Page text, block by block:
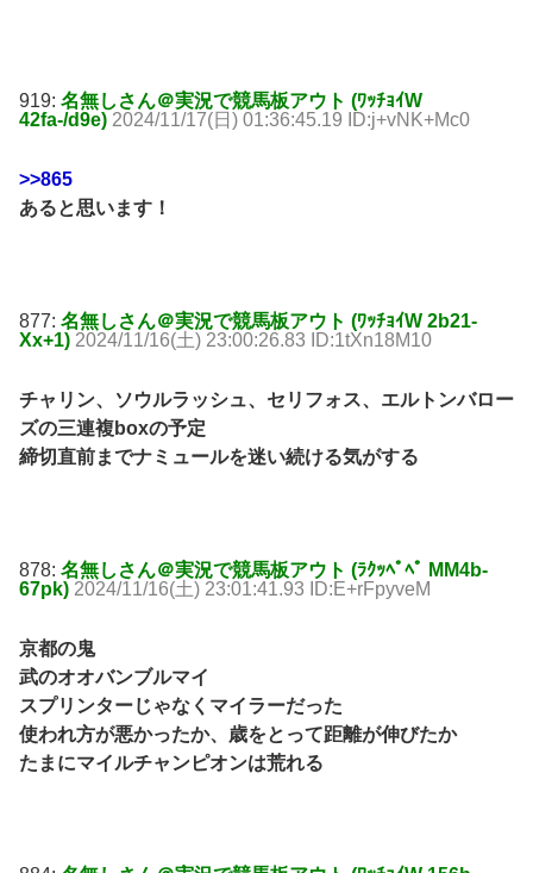
919: 名無しさん＠実況で競馬板アウト (ﾜｯﾁｮｲW
42fa-/d9e) 2024/11/17(日) 01:36:45.19 ID:j+vNK+Mc0
>>865
あると思います！
877: 名無しさん＠実況で競馬板アウト (ﾜｯﾁｮｲW 2b21-
Xx+1) 2024/11/16(土) 23:00:26.83 ID:1tXn18M10
チャリン、ソウルラッシュ、セリフォス、エルトンバロー
ズの三連複boxの予定
締切直前までナミュールを迷い続ける気がする
878: 名無しさん＠実況で競馬板アウト (ﾗｸｯﾍﾟﾍﾟ MM4b-
67pk) 2024/11/16(土) 23:01:41.93 ID:E+rFpyveM
京都の鬼
武のオオバンブルマイ
スプリンターじゃなくマイラーだった
使われ方が悪かったか、歳をとって距離が伸びたか
たまにマイルチャンピオンは荒れる